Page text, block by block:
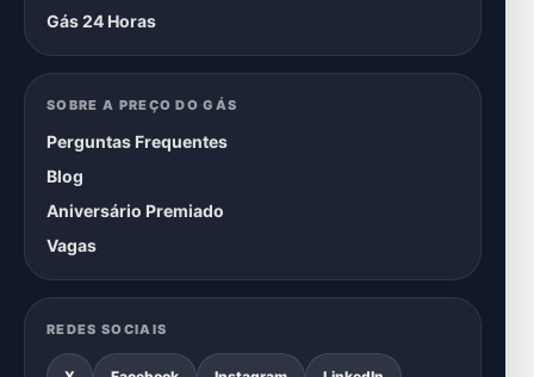
Gás 24 Horas
SOBRE A PREÇO DO GÁS
Perguntas Frequentes
Blog
Aniversário Premiado
Vagas
REDES SOCIAIS